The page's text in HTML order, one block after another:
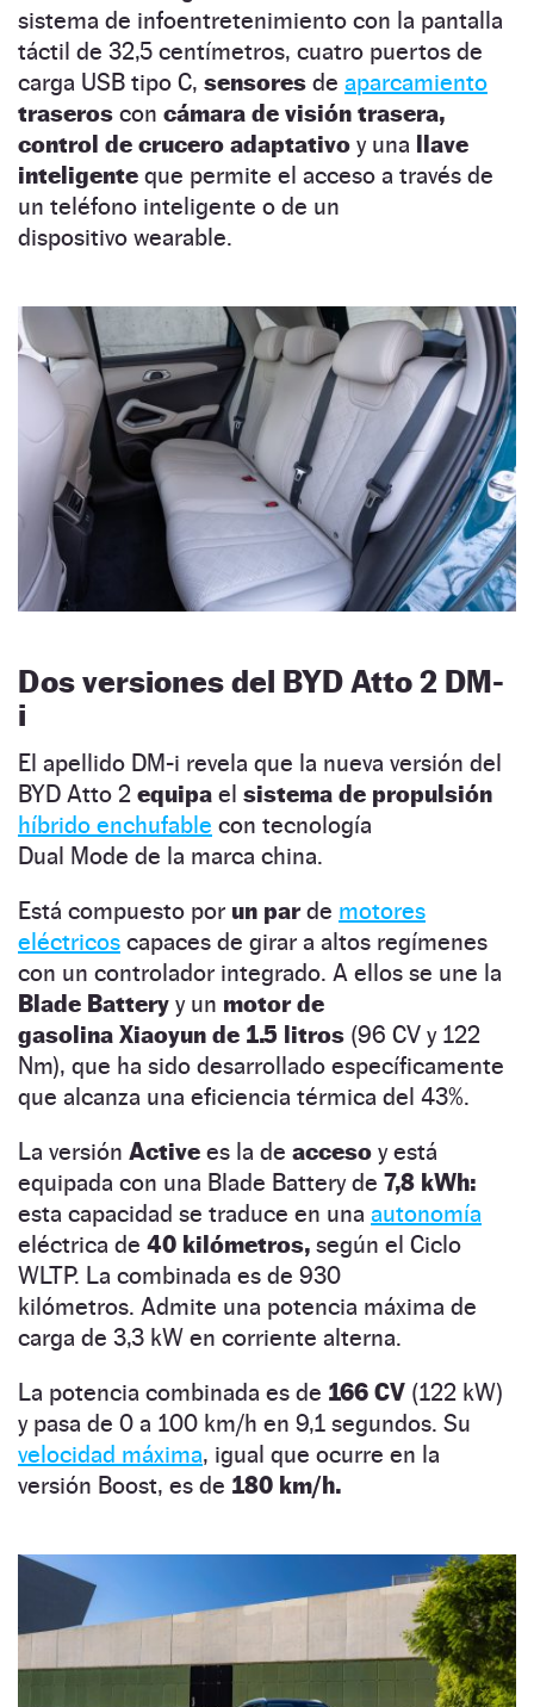
sistema de infoentretenimiento con la pantalla
táctil de 32,5 centímetros, cuatro puertos de
carga USB tipo C, sensores de aparcamiento
traseros con cámara de visión trasera,
control de crucero adaptativo y una llave
inteligente que permite el acceso a través de
un teléfono inteligente o de un
dispositivo wearable.
Dos versiones del BYD Atto 2 DM-
i
El apellido DM-i revela que la nueva versión del
BYD Atto 2 equipa el sistema de propulsión
híbrido enchufable con tecnología
Dual Mode de la marca china.
Está compuesto por un parde motores
eléctricos capaces de girar a altos regímenes
con un controlador integrado. A ellos se une la
Blade Battery y un motor de
gasolina Xiaoyun de 1.5 litros (96 CV y 122
Nm), que ha sido desarrollado específicamente
que alcanza una eficiencia térmica del 43%.
La versión Active es la de acceso y está
equipada con una Blade Battery de 7,8 kWh:
esta capacidad se traduce en una autonomía
eléctrica de 40 kilómetros, según el Ciclo
WLTP. La combinada es de 930
kilómetros. Admite una potencia máxima de
carga de 3,3 kW en corriente alterna.
La potencia combinada es de 166 CV (122 kW)
y pasa de 0 a 100 km/h en 9,1 segundos. Su
velocidad máxima, igual que ocurre en la
versión Boost, es de 180 km/h.